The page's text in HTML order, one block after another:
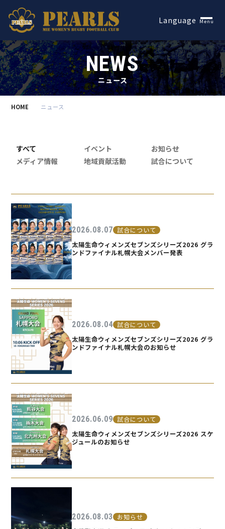
Language Menu
NEWS
ニュース
HOME ニュース
すべて イベント
お知らせ
メディア情報
地域貢献活動 試合について
2026.08.07 試合について
太陽生命ウィメンズセブンズシリーズ2026 グラ
ンドファイナル札幌大会メンバー発表
2026.08.04 試合について
太陽生命ウィメンズセブンズシリーズ2026 グラ
ンドファイナル札幌大会のお知らせ
2026.06.09 試合について
太陽生命ウィメンズセブンズシリーズ2026 スケ
ジュールのお知らせ
2026.08.03 お知らせ